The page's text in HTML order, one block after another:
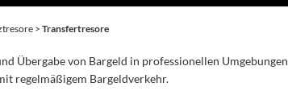
> Transfertresore
Übergabe von Bargeld in professionellen Umgebungen
regelmäßigem Bargeldverkehr.